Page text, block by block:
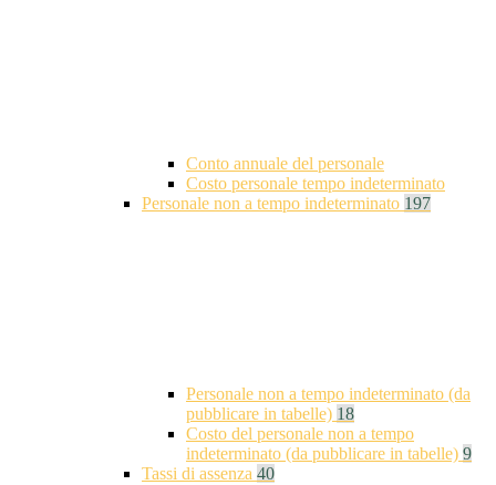
Conto annuale del personale
Costo personale tempo indeterminato
Personale non a tempo indeterminato 197
Personale non a tempo indeterminato (da
pubblicare in tabelle) 18
Costo del personale non a tempo
indeterminato (da pubblicare in tabelle) 9
Tassi di assenza 40